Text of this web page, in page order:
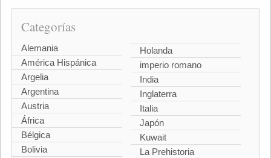
Categorías
Alemania
América Hispánica
Argelia
Argentina
Austria
África
Bélgica
Bolivia
Holanda
imperio romano
India
Inglaterra
Italia
Japón
Kuwait
La Prehistoria